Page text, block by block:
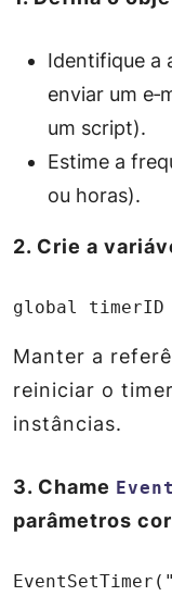
Identifique a
enviar um
um script).
Estime a
ou horas).
2. Crie a
global
Manter a
reiniciar o
instâncias.
3. Chame
parâmetros